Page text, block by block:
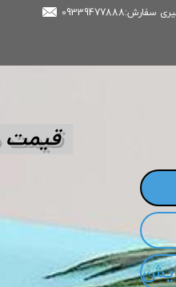
سفارش:09339477888
قیمت